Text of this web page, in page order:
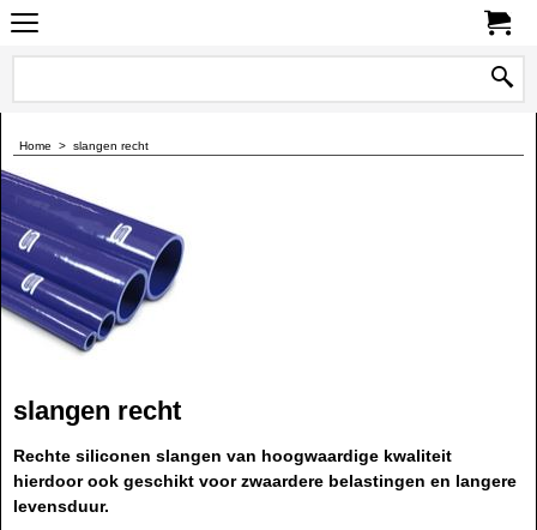
Home > slangen recht
slangen recht
Rechte siliconen slangen van hoogwaardige kwaliteit
hierdoor ook geschikt voor zwaardere belastingen en langere
levensduur.